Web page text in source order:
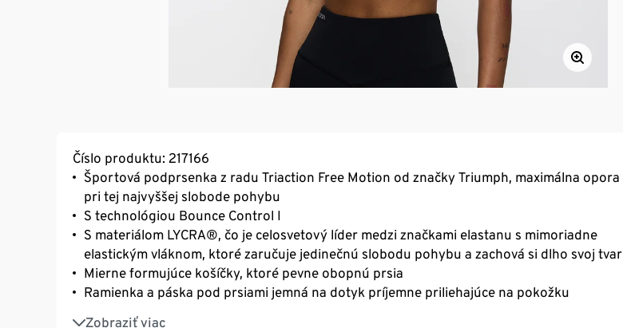
Číslo produktu: 217166
Športová podprsenka z radu Triaction Free Motion od značky Triumph, maximálna opora
pri tej najvyššej slobode pohybu
S technológiou Bounce Control I
S materiálom LYCRA®, čo je celosvetový líder medzi značkami elastanu s mimoriadne
elastickým vláknom, ktoré zaručuje jedinečnú slobodu pohybu a zachová si dlho svoj tvar
Mierne formujúce košíčky, ktoré pevne obopnú prsia
Ramienka a páska pod prsiami jemná na dotyk príjemne priliehajúce na pokožku
Zobraziť viac
Ramienka s nastaviteľnou dĺžkou v zápasníckom štýle so zapínaním navyše vzadu pre ešte